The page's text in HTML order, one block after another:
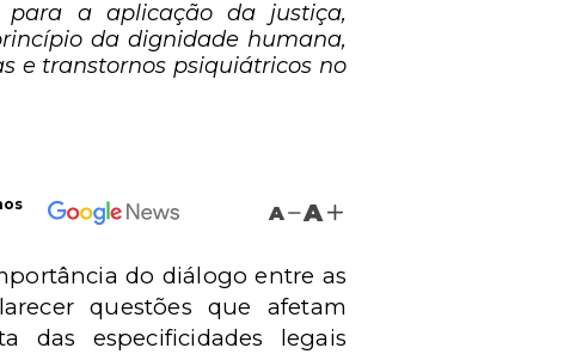
a aplicação da justiça,
da dignidade humana,
e transtornos psiquiátricos no
A A
do diálogo entre as
questões que afetam
das especificidades legais